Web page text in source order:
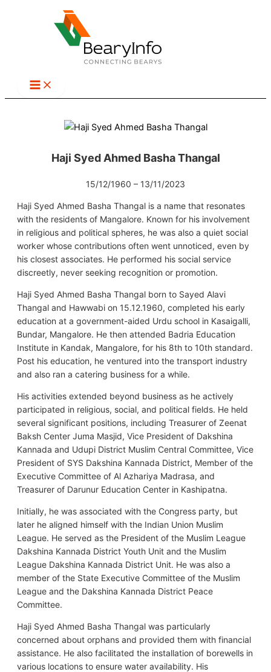
Haji Syed Ahmed Basha Thangal
15/12/1960 – 13/11/2023
Haji Syed Ahmed Basha Thangal is a name that resonates
with the residents of Mangalore. Known for his involvement
in religious and political spheres, he was also a quiet social
worker whose contributions often went unnoticed, even by
his closest associates. He performed his social service
discreetly, never seeking recognition or promotion.
Haji Syed Ahmed Basha Thangal born to Sayed Alavi
Thangal and Hawwabi on 15.12.1960, completed his early
education at a government-aided Urdu school in Kasaigalli,
Bundar, Mangalore. He then attended Badria Education
Institute in Kandak, Mangalore, for his 8th to 10th standard.
Post his education, he ventured into the transport industry
and also ran a catering business for a while.
His activities extended beyond business as he actively
participated in religious, social, and political fields. He held
several significant positions, including Treasurer of Zeenat
Baksh Center Juma Masjid, Vice President of Dakshina
Kannada and Udupi District Muslim Central Committee, Vice
President of SYS Dakshina Kannada District, Member of the
Executive Committee of Al Azhariya Madrasa, and
Treasurer of Darunur Education Center in Kashipatna.
Initially, he was associated with the Congress party, but
later he aligned himself with the Indian Union Muslim
League. He served as the President of the Muslim League
Dakshina Kannada District Youth Unit and the Muslim
League Dakshina Kannada District Unit. He was also a
member of the State Executive Committee of the Muslim
League and the Dakshina Kannada District Peace
Committee.
Haji Syed Ahmed Basha Thangal was particularly
concerned about orphans and provided them with financial
assistance. He also facilitated the installation of borewells in
various locations to ensure water availability. His